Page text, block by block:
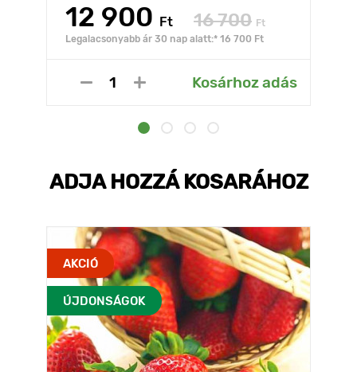
12 900 Ft 16 700 Ft
Legalacsonyabb ár 30 nap alatt:* 16 700 Ft
Kosárhoz adás
ADJA HOZZÁ KOSARÁHOZ
AKCIÓ
ÚJDONSÁGOK